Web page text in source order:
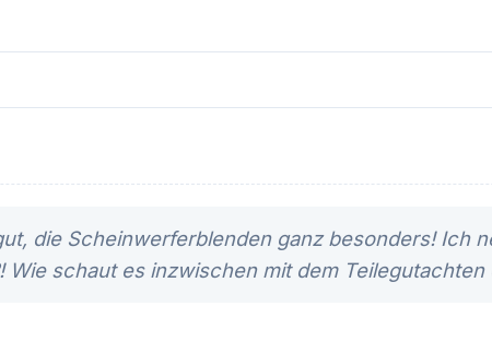
die Scheinwerferblenden ganz besonders! Ich
Wie schaut es inzwischen mit dem Teilegutachten